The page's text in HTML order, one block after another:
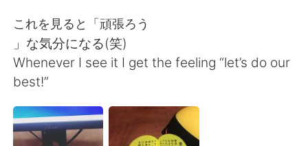
English
繁體中文
العربية Français
これを見ると「頑張ろう
」な気分になる(笑)
Whenever I see it I get the feeling “let’s do our
best!”